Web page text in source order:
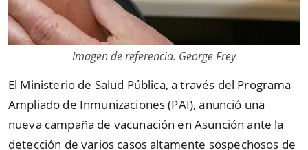
Imagen de referencia. George Frey
El Ministerio de Salud Pública, a través del Programa
Ampliado de Inmunizaciones (PAI), anunció una
nueva campaña de vacunación en Asunción ante la
detección de varios casos altamente sospechosos de